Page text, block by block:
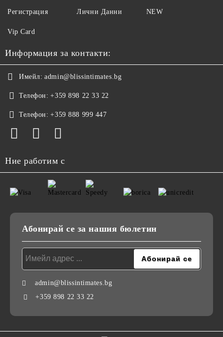
Регистрация Лични Данни NEW
Vip Card
Информация за контакти:
Имейл: admin@blissintimates.bg
Телефон: +359 898 22 33 22
Телефон: +359 888 999 447
Ние работим с
Абонирай се за нашия бюлетин
admin@blissintimates.bg
+359 898 22 33 22